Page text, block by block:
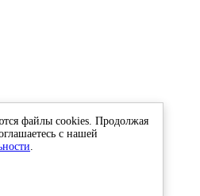
файлы cookies. Продолжая
с нашей
.